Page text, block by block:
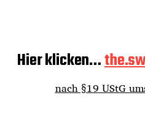
Hier klicken…
nach §19 UStG